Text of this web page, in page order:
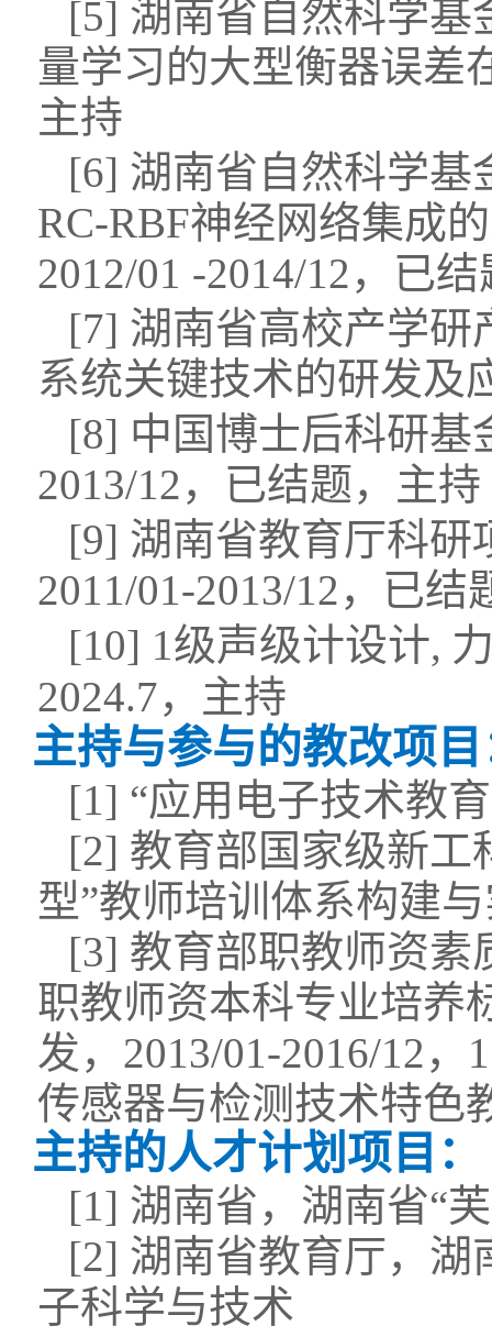
[5] 湖南省自然科学基
量学习的大型衡器误差
主持
[6] 湖南省自然科学基
RC-RBF神经网络集成
2012/01 -2014/12，已
[7] 湖南省高校产学研
系统关键技术的研发及
[8] 中国博士后科研基
2013/12，已结题，主持
[9] 湖南省教育厅科研
2011/01-2013/12，已结
[10] 1级声级计设计,
2024.7， 主持
主持与参与的教改项
[1] “应用电子技术教
[2] 教育部国家级新工
型”教师培训体系构建
[3] 教育部职教师资素
职教师资本科专业培养
发， 2013/01-2016/12，
传感器与检测技术特色
主持的人才计划项目：
[1] 湖南省，湖南省“
[2] 湖南省教育厅，湖
子科学与技术